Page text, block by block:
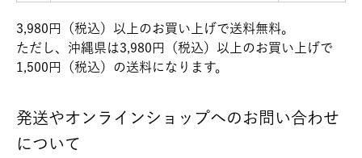
3,980円（税込）以上のお買い上げで送料無料。
ただし、沖縄県は3,980円（税込）以上のお買い上げで
1,500円（税込）の送料になります。
発送やオンラインショップへのお問い合わせ
について